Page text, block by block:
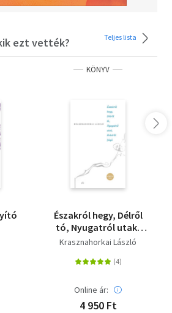
ezt vették? Teljes lista
KÖNYV
Északról hegy, Délről
tó, Nyugatról utak,
Keletről folyó
Krasznahorkai László
Online ár:
4 950 Ft